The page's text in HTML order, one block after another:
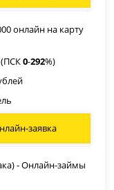
онлайн на карту
(ПСК0-292%)
заявка
- Онлайн-займы